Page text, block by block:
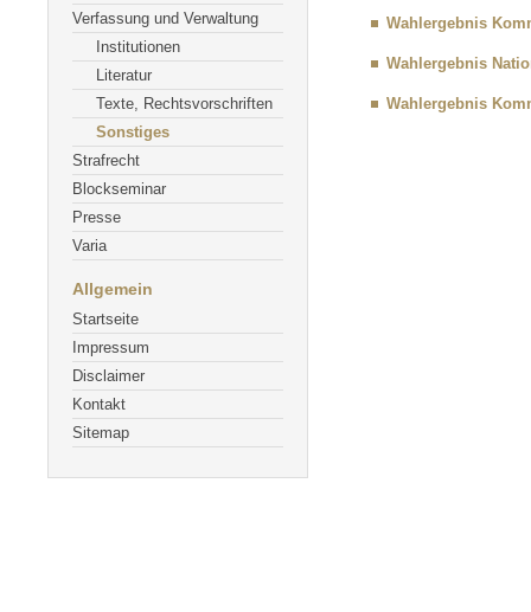
Verfassung und Verwaltung
Institutionen
Literatur
Texte, Rechtsvorschriften
Sonstiges
Strafrecht
Blockseminar
Presse
Varia
Allgemein
Startseite
Impressum
Disclaimer
Kontakt
Sitemap
Wahlergebnis
Wahlergebnis
Wahlergebnis